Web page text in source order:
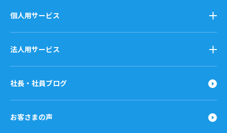
個人用サービス
法人用サービス
社長・社員ブログ
お客さまの声